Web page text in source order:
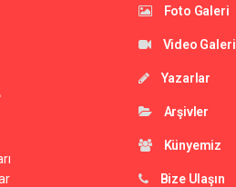
Foto Galeri
Video Galeri
Yazarlar
Arşivler
Künyemiz
Bize Ulaşın